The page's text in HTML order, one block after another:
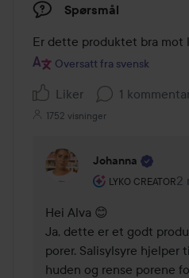
Spørsmål
Er dette produktet bra mot
Oversatt fra svensk
Liker 1
1752 visninger
Johanna
LYKO CREATOR
Brukerens rolle: 2
Hei Alva 😊
Ja, dette er et godt
porer. Salisylsyre hjelper
huden og rense porene